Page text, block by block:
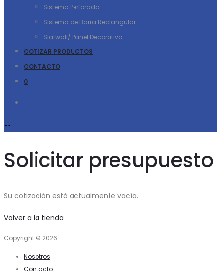
Sistema Perforado
Sistema de Barra Rectangular
Slatwall/ Panel Decorativo
COTIZAR PRODUCTOS
CONTACTO
0
Solicitar presupuesto
Su cotización está actualmente vacía.
Volver a la tienda
Copyright © 2026
Nosotros
Contacto